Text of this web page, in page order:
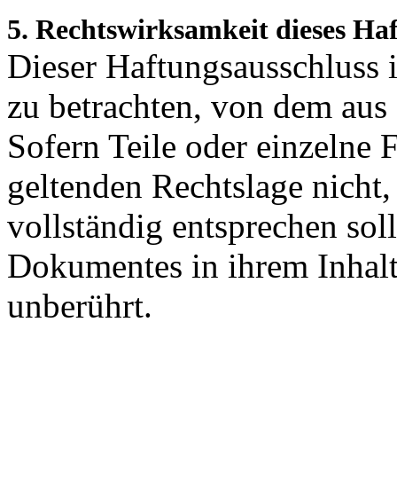
5. Rechtswirksamkeit dieses
Dieser Haftungsausschluss
zu betrachten, von dem
Sofern Teile oder einzelne
geltenden Rechtslage
vollständig entsprechen
Dokumentes in ihrem
unberührt.